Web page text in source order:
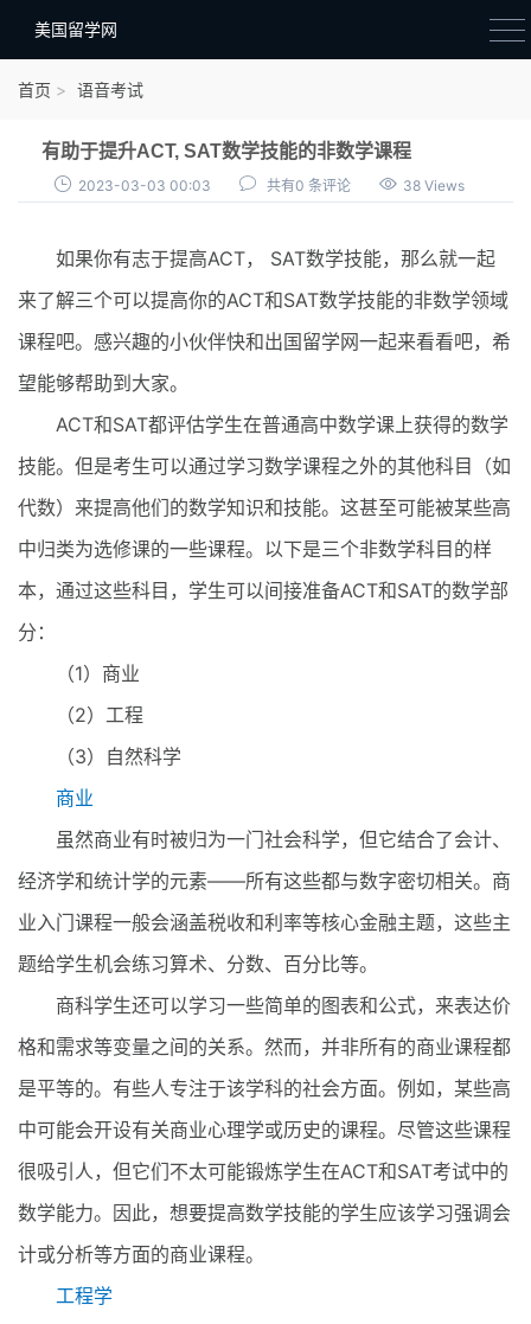
美国留学网
院校选择
材料准备
签证办理
留学生活
首页 语音考试
有助于提升ACT, SAT数学技能的非数学课程
2023-03-03 00:03 共有0 条评论 38 Views
如果你有志于提高ACT， SAT数学技能，那么就一起
来了解三个可以提高你的ACT和SAT数学技能的非数学领域
课程吧。感兴趣的小伙伴快和出国留学网一起来看看吧，希
望能够帮助到大家。
ACT和SAT都评估学生在普通高中数学课上获得的数学
技能。但是考生可以通过学习数学课程之外的其他科目（如
代数）来提高他们的数学知识和技能。这甚至可能被某些高
中归类为选修课的一些课程。以下是三个非数学科目的样
本，通过这些科目，学生可以间接准备ACT和SAT的数学部
分：
（1）商业
（2）工程
（3）自然科学
商业
虽然商业有时被归为一门社会科学，但它结合了会计、
经济学和统计学的元素——所有这些都与数字密切相关。商
业入门课程一般会涵盖税收和利率等核心金融主题，这些主
题给学生机会练习算术、分数、百分比等。
商科学生还可以学习一些简单的图表和公式，来表达价
格和需求等变量之间的关系。然而，并非所有的商业课程都
是平等的。有些人专注于该学科的社会方面。例如，某些高
中可能会开设有关商业心理学或历史的课程。尽管这些课程
很吸引人，但它们不太可能锻炼学生在ACT和SAT考试中的
数学能力。因此，想要提高数学技能的学生应该学习强调会
计或分析等方面的商业课程。
工程学